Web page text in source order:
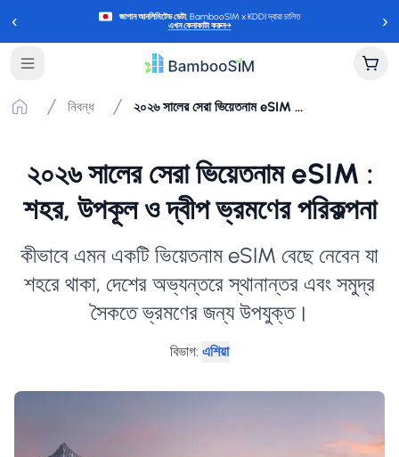
‹ জাপান আনলিমিটেড ডেটা, BambooSIM x KDDI দ্বারা চালিত
এখন কেনাকাটা করুন→ ›
নিবন্ধ ২০২৬ সালের সেরা ভিয়েতনাম eSIM : শহর, উপকূল ও দ্বীপ ভ্রমণের পরিকল্পনা
২০২৬ সালের সেরা ভিয়েতনাম eSIM :
শহর, উপকূল ও দ্বীপ ভ্রমণের পরিকল্পনা
কীভাবে এমন একটি ভিয়েতনাম eSIM বেছে নেবেন যা
শহরে থাকা, দেশের অভ্যন্তরে স্থানান্তর এবং সমুদ্র
সৈকতে ভ্রমণের জন্য উপযুক্ত।
বিভাগ: এশিয়া